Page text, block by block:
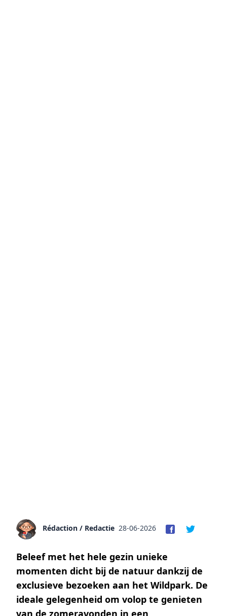
Rédaction / Redactie 28-06-2026
Beleef met het hele gezin unieke
momenten dicht bij de natuur dankzij de
exclusieve bezoeken aan het Wildpark. De
ideale gelegenheid om volop te genieten